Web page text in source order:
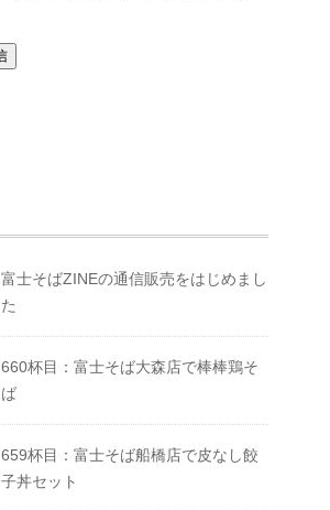
富士そばZINEの通信販売をはじめまし
た
660杯目：富士そば大森店で棒棒鶏そ
ば
659杯目：富士そば船橋店で皮なし餃
子丼セット